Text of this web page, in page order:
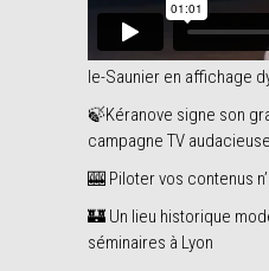
différents affichages
🖥️ Dynamic View équipe
le-Saunier en affichage
🍃Kéranove signe son
campagne TV
🎰 Piloter vos contenus
🏰 Un lieu historique
séminaires à Lyon